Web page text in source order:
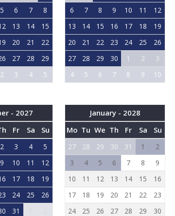
5 6 7
8
13 14
15
20 21
22
27 28
29
2 3 4 5
6
7 8 9 10 11
12
13
14 15 16 17 18
19
20
21 22 23 24 25
26
27
28 29 30 1 2
3
4
5 6 7 8 9 10
- 2027
Fr Sa Su
2 3 4
5
9 10 11
12
17 18
19
24 25
26
31
January - 2028
Mo Tu We Th Fr Sa Su
27 28 29 30 31 1
2
3
4 5 6 7 8
9
10
11 12 13 14 15
16
17
18 19 20 21 22
23
24
25 26 27 28 29
30